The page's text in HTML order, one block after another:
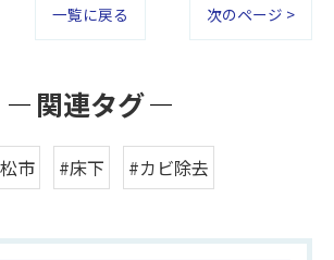
一覧に戻る 次のページ >
関連タグ
市 #床下 #カビ除去